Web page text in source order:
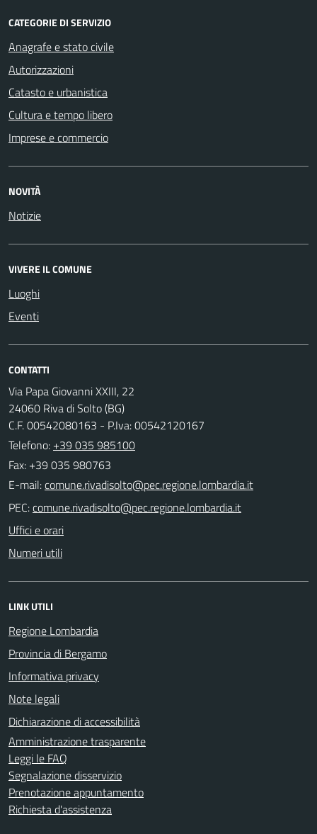
CATEGORIE DI SERVIZIO
Anagrafe e stato civile
Autorizzazioni
Catasto e urbanistica
Cultura e tempo libero
Imprese e commercio
NOVITÀ
Notizie
VIVERE IL COMUNE
Luoghi
Eventi
CONTATTI
Via Papa Giovanni XXIII, 22
24060 Riva di Solto (BG)
C.F. 00542080163 - P.Iva: 00542120167
Telefono: +39 035 985100
Fax: +39 035 980763
E-mail:
PEC:
Uffici e orari
Numeri utili
LINK UTILI
Regione Lombardia
Provincia di Bergamo
Informativa privacy
Note legali
Dichiarazione di accessibilità
Amministrazione trasparente
Leggi le FAQ
Segnalazione disservizio
Prenotazione appuntamento
Richiesta d'assistenza